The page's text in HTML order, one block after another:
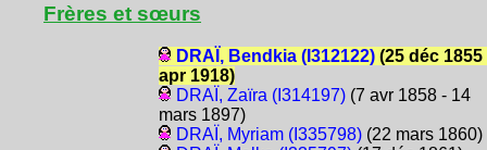
Frères et sœurs
DRAÏ, Bendkia (I312122)(25 déc 1855
apr 1918)
DRAÏ, Zaïra (I314197)(7 avr 1858 - 14
mars 1897)
DRAÏ, Myriam (I335798)(22 mars 1860)